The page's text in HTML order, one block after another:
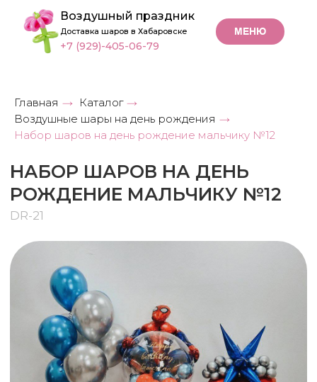
МЕНЮ
Воздушный праздник
Доставка шаров в Хабаровске
+7 (929)-405-06-79
Главная → Каталог →
Воздушные шары на день рождения →
Набор шаров на день рождение мальчику №12
НАБОР ШАРОВ НА ДЕНЬ
РОЖДЕНИЕ МАЛЬЧИКУ №12